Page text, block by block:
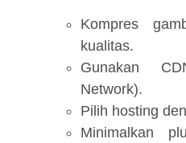
Kompres
kualitas.
Gunakan
Network).
Pilih hosting
Minimalkan